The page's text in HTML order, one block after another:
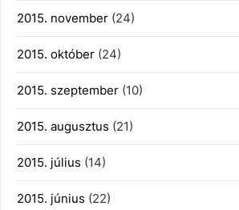
2015. november (24)
2015. október (24)
2015. szeptember (10)
2015. augusztus (21)
2015. július (14)
2015. június (22)